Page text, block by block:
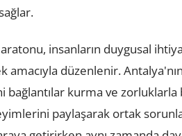
insanların duygusal
amacıyla düzenlenir.
bağlantılar kurma ve zorluklarla
paylaşarak ortak